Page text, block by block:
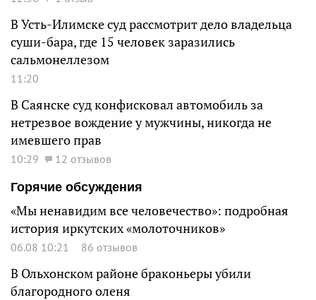
В Усть-Илимске суд рассмотрит дело владельца
суши-бара, где 15 человек заразились
сальмонеллезом
11:20
В Саянске суд конфисковал автомобиль за
нетрезвое вождение у мужчины, никогда не
имевшего прав
10:29
12 отзывов
Горячие обсуждения
«Мы ненавидим все человечество»: подробная
история иркутских «молоточников»
06.08 10:21 86 отзывов
В Ольхонском районе браконьеры убили
благородного оленя